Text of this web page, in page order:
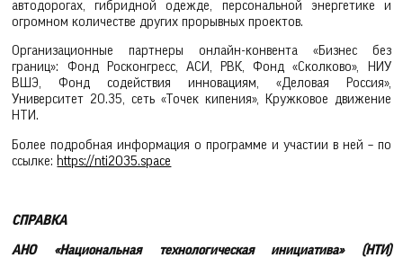
автодорогах, гибридной одежде, персональной энергетике и
огромном количестве других прорывных проектов.
Организационные партнеры онлайн-конвента «Бизнес без
границ»: Фонд Росконгресс, АСИ, РВК, Фонд «Сколково», НИУ
ВШЭ, Фонд содействия инновациям, «Деловая Россия»,
Университет 20.35, сеть «Точек кипения», Кружковое движение
НТИ.
Более подробная информация о программе и участии в ней – по
ссылке: https://nti2035.space
СПРАВКА
АНО «Национальная технологическая инициатива» (НТИ)